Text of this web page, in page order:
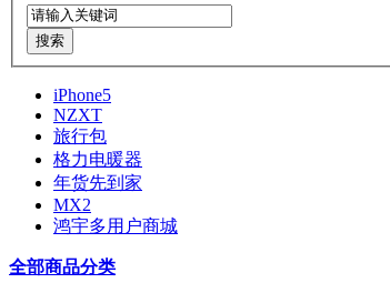
iPhone5
NZXT
旅行包
格力电暖器
年货先到家
MX2
鸿宇多用户商城
全部商品分类